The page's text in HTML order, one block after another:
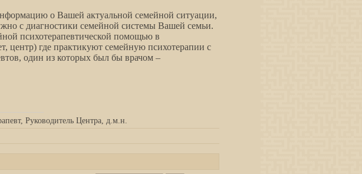
о Вашей актуальной семейной ситуации,
с диагностики семейной системы Вашей семьи.
психотерапевтической помощью в
центр) где практикуют семейную психотерапии с
один из которых был бы врачом –
Руководитель Центра, д.м.н.